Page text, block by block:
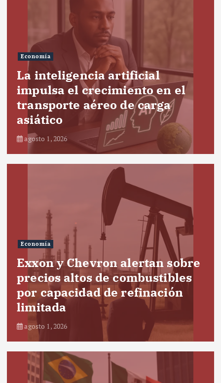
Economía
La inteligencia artificial
impulsa el crecimiento en el
transporte aéreo de carga
asiático
agosto 1, 2026
Economía
Exxon y Chevron alertan sobre
precios altos de combustibles
por capacidad de refinación
limitada
agosto 1, 2026